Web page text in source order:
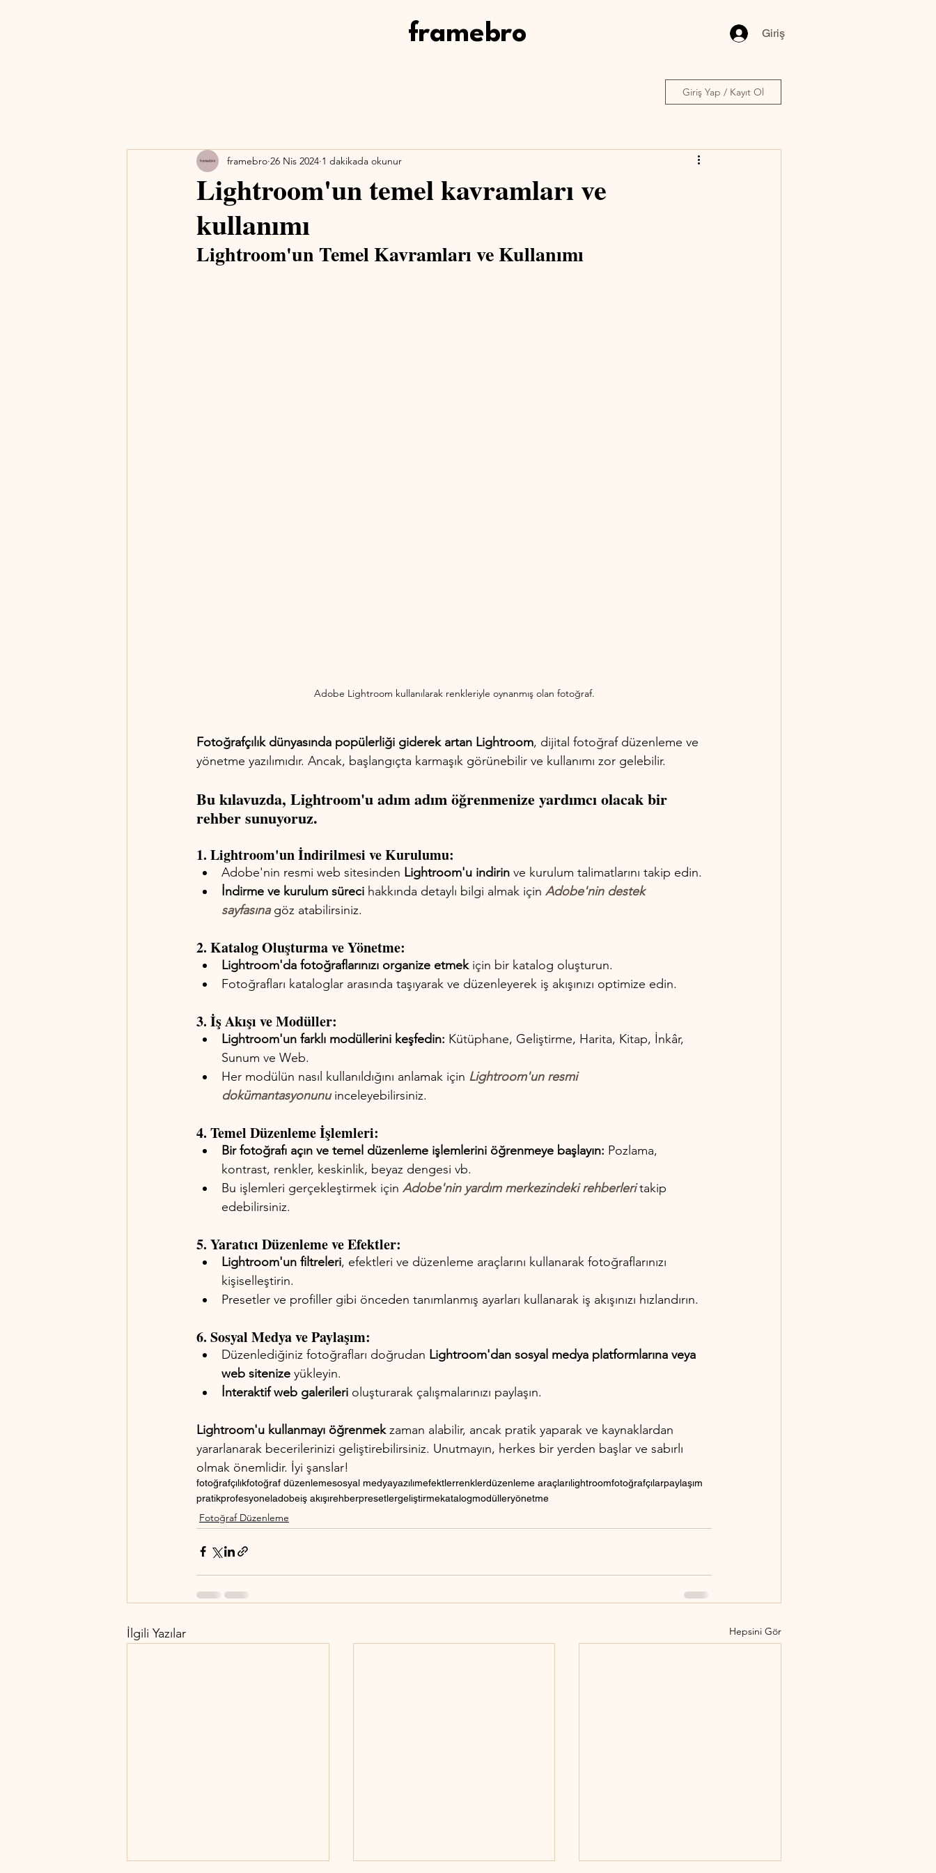
framebro Giriş
Giriş Yap / Kayıt Ol
Lightroom'un temel kavramları ve
kullanımı
framebro 26 Nis 2024 1 dakikada okunur
Lightroom'un Temel Kavramları ve Kullanımı
Adobe Lightroom kullanılarak renkleriyle oynanmış olan fotoğraf.
Fotoğrafçılık dünyasında popülerliği giderek artan Lightroom, dijital fotoğraf düzenleme ve
yönetme yazılımıdır. Ancak, başlangıçta karmaşık görünebilir ve kullanımı zor gelebilir.
Bu kılavuzda, Lightroom'u adım adım öğrenmenize yardımcı olacak bir
rehber sunuyoruz.
1. Lightroom'un İndirilmesi ve Kurulumu:
Adobe'nin resmi web sitesinden Lightroom'u indirin ve kurulum talimatlarını takip edin.
İndirme ve kurulum süreci hakkında detaylı bilgi almak için Adobe'nin destek
sayfasına göz atabilirsiniz.
2. Katalog Oluşturma ve Yönetme:
Lightroom'da fotoğraflarınızı organize etmek için bir katalog oluşturun.
Fotoğrafları kataloglar arasında taşıyarak ve düzenleyerek iş akışınızı optimize edin.
3. İş Akışı ve Modüller:
Lightroom'un farklı modüllerini keşfedin: Kütüphane, Geliştirme, Harita, Kitap, İnkâr,
Sunum ve Web.
Her modülün nasıl kullanıldığını anlamak için Lightroom'un resmi
dokümantasyonunu inceleyebilirsiniz.
4. Temel Düzenleme İşlemleri:
Bir fotoğrafı açın ve temel düzenleme işlemlerini öğrenmeye başlayın: Pozlama,
kontrast, renkler, keskinlik, beyaz dengesi vb.
Bu işlemleri gerçekleştirmek için Adobe'nin yardım merkezindeki rehberleri takip
edebilirsiniz.
5. Yaratıcı Düzenleme ve Efektler:
Lightroom'un filtreleri, efektleri ve düzenleme araçlarını kullanarak fotoğraflarınızı
kişiselleştirin.
Presetler ve profiller gibi önceden tanımlanmış ayarları kullanarak iş akışınızı hızlandırın.
6. Sosyal Medya ve Paylaşım:
Düzenlediğiniz fotoğrafları doğrudan Lightroom'dan sosyal medya platformlarına veya
web sitenize yükleyin.
İnteraktif web galerileri oluşturarak çalışmalarınızı paylaşın.
Lightroom'u kullanmayı öğrenmek zaman alabilir, ancak pratik yaparak ve kaynaklardan
yararlanarak becerilerinizi geliştirebilirsiniz. Unutmayın, herkes bir yerden başlar ve sabırlı
olmak önemlidir. İyi şanslar!
fotoğrafçılıkfotoğraf düzenlemesosyal medyayazılımefektlerrenklerdüzenleme araçlarılightroomfotoğrafçılarpaylaşım
pratikprofesyoneladobeiş akışırehberpresetlergeliştirmekatalogmodülleryönetme
Fotoğraf Düzenleme
İlgili Yazılar Hepsini Gör